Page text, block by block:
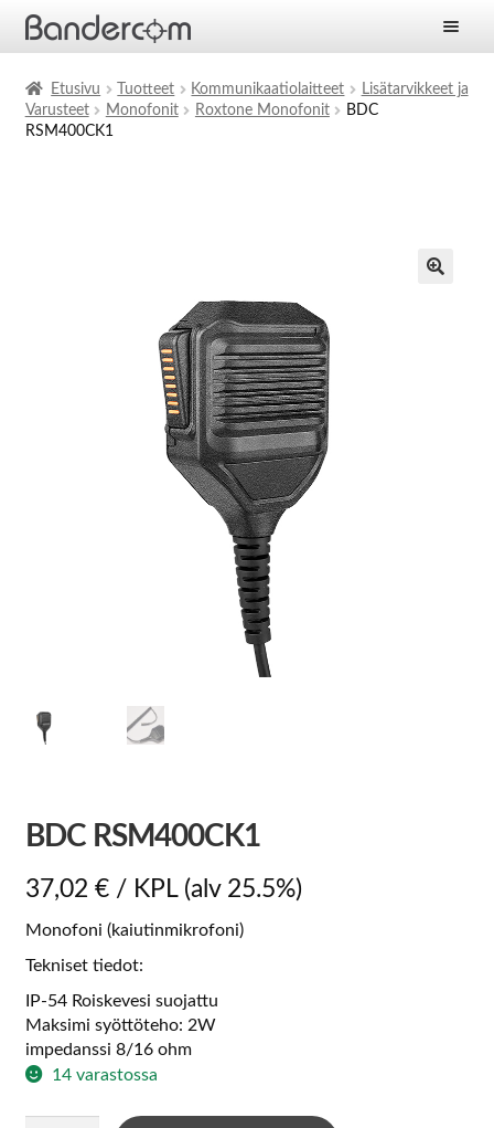
Tuotteet
valikko
Etusivu Tuotteet Kommunikaatiolaitteet
Lisätarvikkeet ja
Varusteet
Monofonit Roxtone Monofonit
BDC
RSM400CK1
BDC RSM400CK1
37,02 €/ KPL (alv 25.5%)
Monofoni (kaiutinmikrofoni)
Tekniset tiedot:
IP-54 Roiskevesi suojattu
Maksimi syöttöteho: 2W
impedanssi 8/16 ohm
14 varastossa